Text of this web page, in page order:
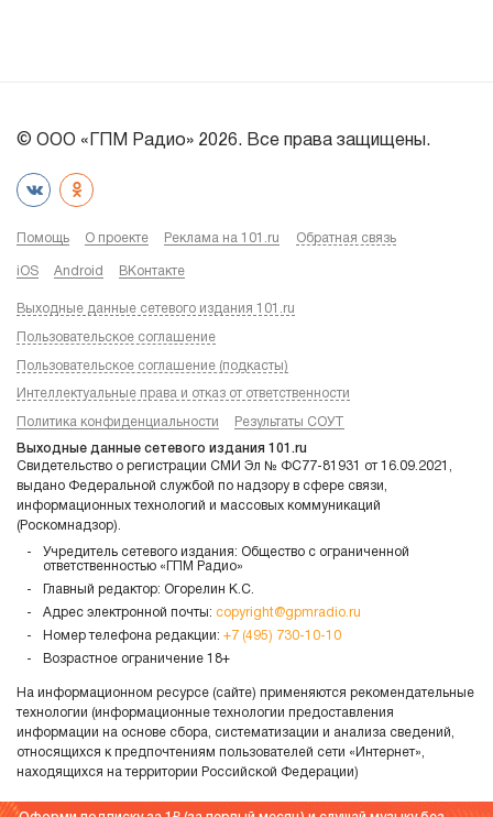
© ООО «ГПМ Радио» 2026. Все права защищены.
Помощь О проекте Реклама на 101.ru Обратная связь
iOS Android ВКонтакте
Выходные данные сетевого издания 101.ru
Пользовательское соглашение
Пользовательское соглашение (подкасты)
Интеллектуальные права и отказ от ответственности
Политика конфиденциальности Результаты СОУТ
Выходные данные сетевого издания 101.ru
Свидетельство о регистрации СМИ Эл № ФС77-81931 от 16.09.2021,
выдано Федеральной службой по надзору в сфере связи,
информационных технологий и массовых коммуникаций
(Роскомнадзор).
Учредитель сетевого издания: Общество с ограниченной
ответственностью «ГПМ Радио»
Главный редактор: Огорелин К.С.
Адрес электронной почты: copyright@gpmradio.ru
Номер телефона редакции: +7 (495) 730-10-10
Возрастное ограничение 18+
На информационном ресурсе (сайте) применяются рекомендательные
технологии (информационные технологии предоставления
информации на основе сбора, систематизации и анализа сведений,
относящихся к предпочтениям пользователей сети «Интернет»,
находящихся на территории Российской Федерации)